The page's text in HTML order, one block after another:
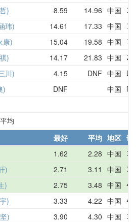
) 8.59 14.96 中国
玮) 14.61 17.33 中国
康) 15.04 19.58 中国
) 14.17 21.83 中国
川) 4.15 DNF 中国
) DNF 中国
均
最好 平均 地区 详
1.62 2.28 中国
) 2.71 3.11 中国
) 2.75 3.48 中国
) 3.33 4.22 中国
) 3.90 4.30 中国